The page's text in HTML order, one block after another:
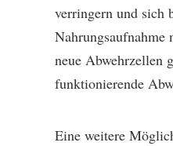
verringern und sich
Nahrungsaufnahme
neue Abwehrzellen
funktionierende
Eine weitere